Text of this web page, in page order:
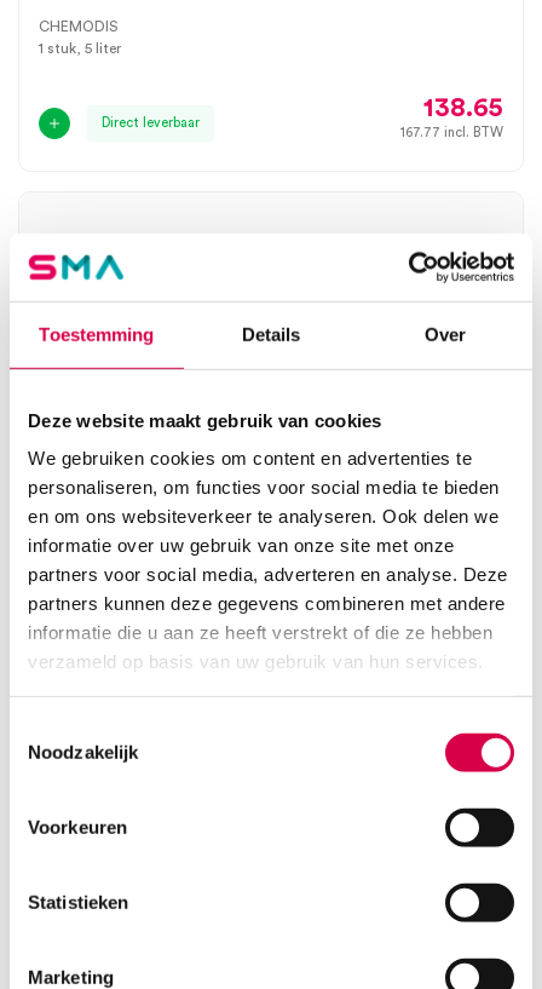
Toestemming Details Over
Deze website maakt gebruik van cookies
We gebruiken cookies om content en advertenties te
personaliseren, om functies voor social media te bieden
en om ons websiteverkeer te analyseren. Ook delen we
informatie over uw gebruik van onze site met onze
partners voor social media, adverteren en analyse. Deze
partners kunnen deze gegevens combineren met andere
informatie die u aan ze heeft verstrekt of die ze hebben
verzameld op basis van uw gebruik van hun services.
Noodzakelijk
Voorkeuren
Statistieken
Marketing
CHEMODIS
1 stuk, 5 liter
Direct leverbaar
138.65
167.77 incl. BTW
Chemodol massageolie, 500ml (1)
1 stuk, 500 ml
22.83
27.62incl. BTW
Instrumentarium